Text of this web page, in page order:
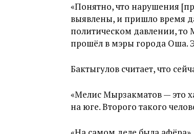
«Понятно, что нарушения
выявлены, и пришло время
политическом давлении, то
прошёл в мэры города Оша.
Бактыгулов считает, что
«Мелис Мырзакматов — это
на юге. Второго такого